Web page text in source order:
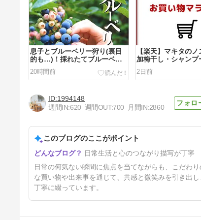
息子とブルーベリー狩り(裏目
的も…)！採れたてブルーベリ
ーで贅沢スムージー
20時間前
【楽天】マキタの
加梅干し・シャンプ
ぶりにエクオールを
2日前
約30年使った無印良品の時計
が壊れた…修理をお願いしてみ
5日前
1994148
週間IN:620 週間OUT:700 月間IN:2860
このブログのここがポイント
日常生活と心のつながり描写が丁寧
日常の何気ない瞬間に焦点を当てながらも、こだわ
な買い物や出来事を通じて、共感と微笑みを引き出
丁寧に綴っています。